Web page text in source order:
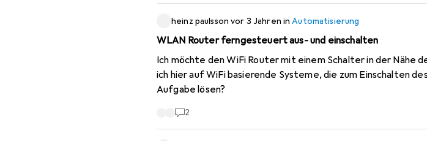
heinz paulsson vor 3 Jahren inAutomatisierung
WLAN Router ferngesteuert aus- und einschalten
Ich möchte den WiFi Router mit einem Schalter in der Nähe
ich hier auf WiFi basierende Systeme, die zum Einschalten
Aufgabe lösen?
2